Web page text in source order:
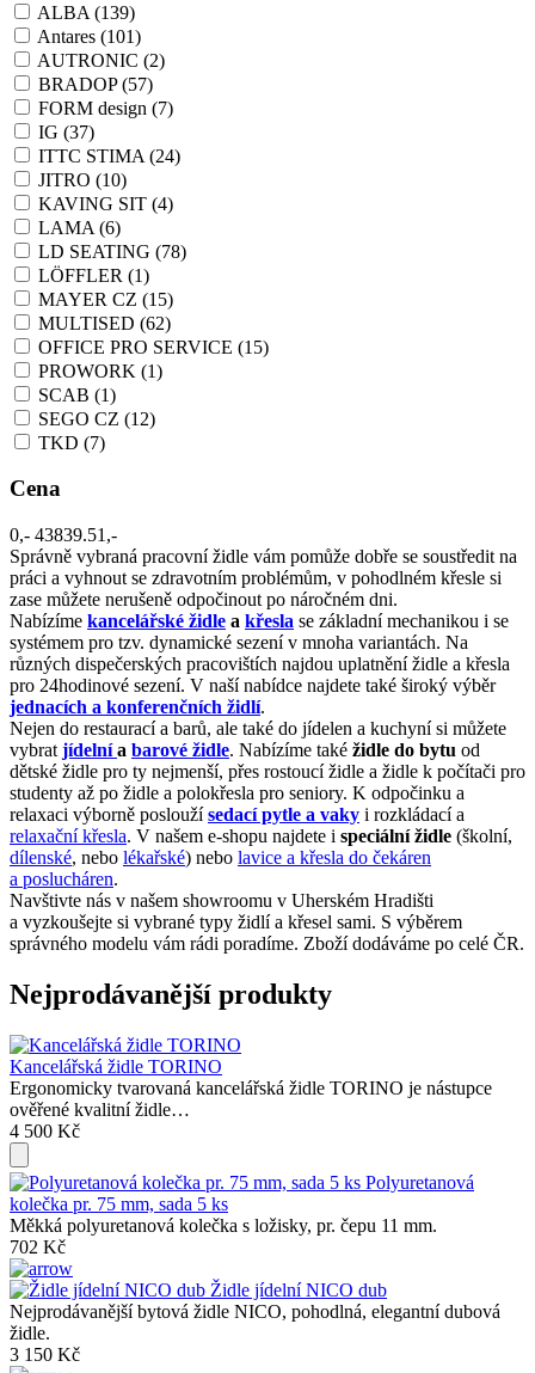
ALBA (139)
Antares (101)
AUTRONIC (2)
BRADOP(57)
FORM design (7)
IG (37)
ITTC STIMA (24)
JITRO (10)
KAVING SIT (4)
LAMA (6)
LD SEATING (78)
LÖFFLER (1)
MAYER CZ (15)
MULTISED (62)
OFFICE PRO SERVICE (15)
PROWORK (1)
SCAB (1)
SEGO CZ (12)
TKD (7)
Cena
0,- 43839.51,-
Správně vybraná pracovní židle vám pomůže dobře se soustředit na
práci a vyhnout se zdravotním problémům, v pohodlném křesle si
zase můžete nerušeně odpočinout po náročném dni.
Nabízíme kancelářské židle a křesla se základní mechanikou i se
systémem pro tzv. dynamické sezení v mnoha variantách. Na
různých dispečerských pracovištích najdou uplatnění židle a křesla
pro 24hodinové sezení. V naší nabídce najdete také široký výběr
jednacích a konferenčních židlí.
Nejen do restaurací a barů, ale také do jídelen a kuchyní si můžete
vybrat jídelnía barové židle. Nabízíme také židle do bytu od
dětské židle pro ty nejmenší, přes rostoucí židle a židle k počítači pro
studenty až po židle a polokřesla pro seniory. K odpočinku a
relaxaci výborně posloužísedací pytle a vaky i rozkládací a
relaxační křesla. V našem e-shopu najdete i speciální židle (školní,
dílenské, nebo lékařské) nebo lavice a křesla do čekáren
a poslucháren.
Navštivte nás v našem showroomu v Uherském Hradišti
a vyzkoušejte si vybrané typy židlí a křesel sami. S výběrem
správného modelu vám rádi poradíme. Zboží dodáváme po celé ČR.
Nejprodávanější produkty
Kancelářská židle TORINO
Ergonomicky tvarovaná kancelářská židle TORINO je nástupce
ověřené kvalitní židle…
4 500 Kč
Polyuretanová
kolečka pr. 75 mm, sada 5 ks
Měkká polyuretanová kolečka s ložisky, pr. čepu 11 mm.
702 Kč
Židle jídelní NICO dub
Nejprodávanější bytová židle NICO, pohodlná, elegantní dubová
židle.
3 150 Kč